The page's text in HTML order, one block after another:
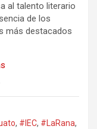
al talento literario
de los
más destacados
, #IEC, #LaRana,